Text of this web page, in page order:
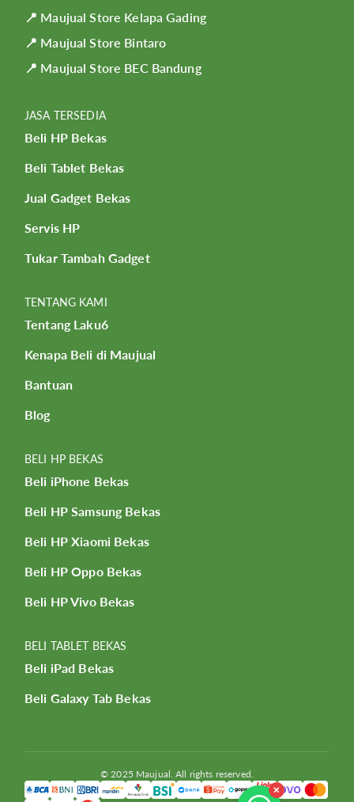
📍 Maujual Store Kelapa Gading
📍 Maujual Store Bintaro
📍 Maujual Store BEC Bandung
JASA TERSEDIA
Beli HP Bekas
Beli Tablet Bekas
Jual Gadget Bekas
Servis HP
Tukar Tambah Gadget
TENTANG KAMI
Tentang Laku6
Kenapa Beli di Maujual
Bantuan
Blog
BELI HP BEKAS
Beli iPhone Bekas
Beli HP Samsung Bekas
Beli HP Xiaomi Bekas
Beli HP Oppo Bekas
Beli HP Vivo Bekas
BELI TABLET BEKAS
Beli iPad Bekas
Beli Galaxy Tab Bekas
© 2025 Maujual. All rights reserved.
✕